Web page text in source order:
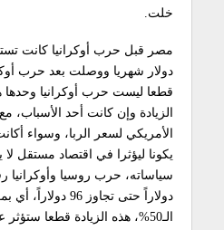
خلت.
قطعا ليست حرب أوكرانيا
الزيادة وإن كانت أحد الأسباب، مع
الأمريكي لسعر الربا، وسواء
يكونا ليؤثرا في اقتصاد مستقل لا
دولاراً حتى تجاوز 96
الـ50%، هذه الزيادة قطعا